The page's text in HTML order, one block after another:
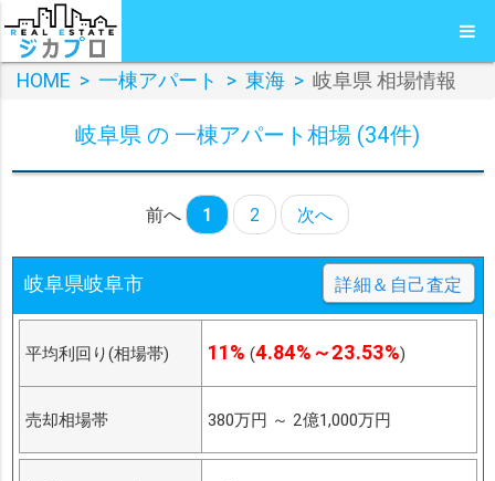
HOME > 一棟アパート > 東海 > 岐阜県 相場情報
岐阜県 の 一棟アパート相場 (34件)
前へ 1 2 次へ
岐阜県岐阜市 詳細＆自己査定
平均利回り(相場帯) 11% (4.84%～23.53%)
売却相場帯 380万円 ～ 2億1,000万円